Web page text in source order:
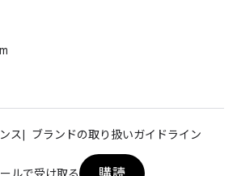
ス
ブランドの取り扱いガイドライン